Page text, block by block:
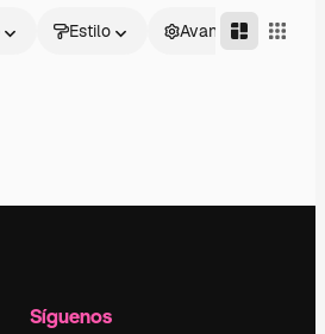
Estilo Avanzado
Síguenos